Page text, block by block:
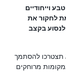
וייחודיים
לחקור את
בקצב
תצטרכו להסתמך
מרוחקים